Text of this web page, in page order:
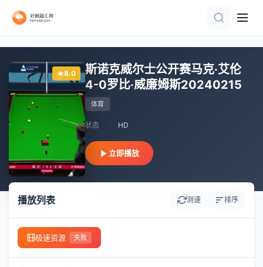
8.0
斯诺克威尔士公开赛马克·艾伦
4-0罗比·威廉姆斯20240215
体育
状态 HD
立即播放
播放列表 测速 排序
极速资源 失败
正片
HD
正片
20260801
正片
正片
HD
正片
更新至HD
正片